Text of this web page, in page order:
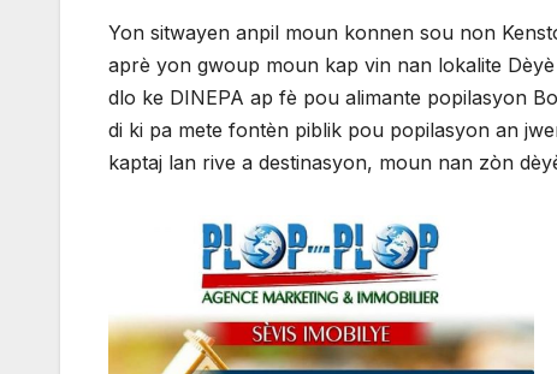
Yon sitwayen anpil moun konnen sou non
aprè yon gwoup moun kap vin nan lokalite
dlo ke DINEPA ap fè pou alimante popilasyon
di ki pa mete fontèn piblik pou popilasyon an
kaptaj lan rive a destinasyon, moun nan zòn